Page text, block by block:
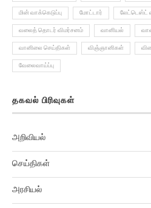
மின் வாக்கெடுப்பு மோட்டார் லேட்டெஸ்ட்
வலைத் தொடர் விமர்சனம் வானியல்
வானிலை செய்திகள் விஞ்ஞானிகள்
வேலைவாய்ப்பு
தகவல் பிரிவுகள்
அறிவியல்
செய்திகள்
அரசியல்